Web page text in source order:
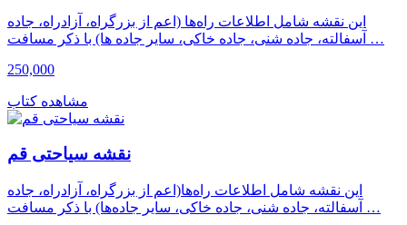
این نقشه شامل اطلاعات راه‌ها (اعم از بزرگراه، آزادراه، جاده
آسفالته، جاده شنی، جاده خاکی، سایر جاده ها) با ذکر مسافت …
250,000
مشاهده کتاب
نقشه سیاحتی قم
این نقشه شامل اطلاعات راه‌ها(اعم از بزرگراه، آزادراه، جاده
آسفالته، جاده شنی، جاده خاکی، سایر جاده‌ها) با ذکر مسافت …